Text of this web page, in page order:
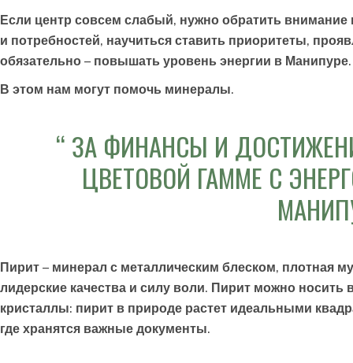
Если центр совсем слабый, нужно обратить
и потребностей, научиться ставить приоритеты,
обязательно – повышать уровень энергии в Манипуре.
В этом нам могут помочь минералы.
ЗА ФИНАНСЫ И
ЦВЕТОВОЙ ГАММЕ С
Пирит – минерал с металлическим блеском, плотная
лидерские качества и силу воли. Пирит можно
кристаллы: пирит в природе растет идеальными
где хранятся важные документы.